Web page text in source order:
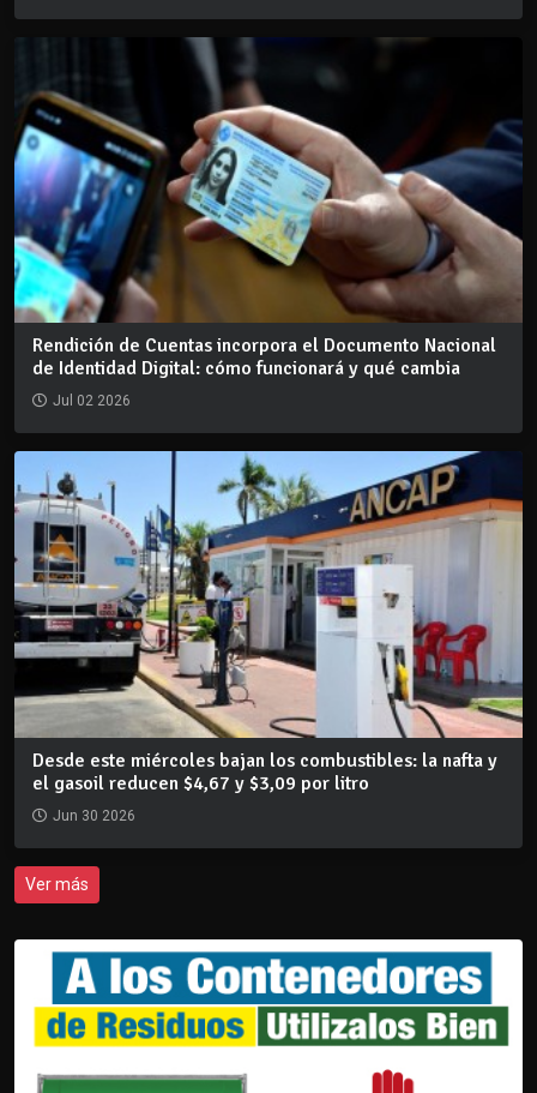
Rendición de Cuentas incorpora el Documento Nacional
de Identidad Digital: cómo funcionará y qué cambia
Jul 02 2026
Desde este miércoles bajan los combustibles: la nafta y
el gasoil reducen $4,67 y $3,09 por litro
Jun 30 2026
Ver más